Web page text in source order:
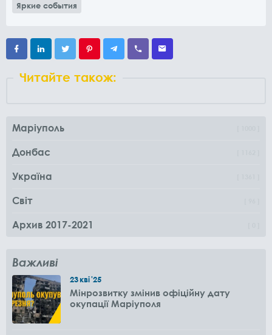
Яркие события
Читайте також:
Маріуполь
Донбас
Україна
Світ
Архив 2017-2021
Важливі
23кві'25
Мінрозвитку змінив офіційну дату
окупації Маріуполя